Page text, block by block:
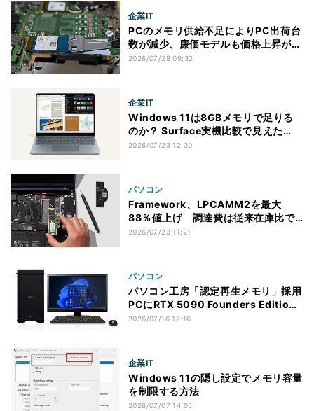
企業IT
PCのメモリ供給不足によりPC出荷台
数が減少、廉価モデルも価格上昇が続
く
2026/07/28 09:32
企業IT
Windows 11は8GBメモリで足りる
のか？ Surface実機比較で見えた
16GBとの差
2026/07/23 12:30
パソコン
Framework、LPCAMM2を最大
88％値上げ 調達費は従来在庫比で2
倍超
2026/07/23 11:21
パソコン
パソコン工房「認定再生メモリ」採用
PCにRTX 5090 Founders Edition
搭載モデル
2026/07/16 17:16
企業IT
Windows 11の隠し設定でメモリ容量
を制限する方法
2026/07/07 14:05